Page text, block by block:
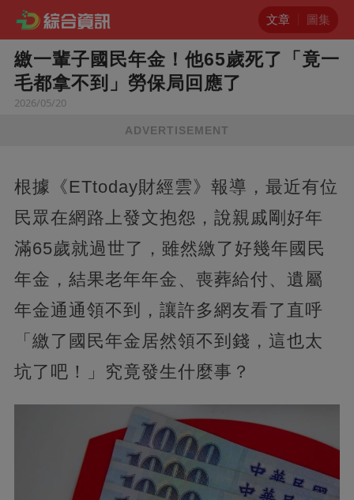
文章 圖集
繳一輩子國民年金！他65歲死了「竟一
毛都拿不到」勞保局回應了
2026/05/20
ADVERTISEMENT
根據《ETtoday財經雲》報導，最近有位
民眾在網路上發文抱怨，說親戚剛好年
滿65歲就過世了，雖然繳了好幾年國民
年金，結果老年年金、喪葬給付、遺屬
年金通通領不到，讓許多網友看了直呼
「繳了國民年金居然領不到錢，這也太
坑了吧！」究竟發生什麼事？